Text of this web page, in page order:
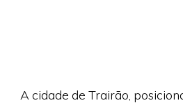
A cidade de Trairão,